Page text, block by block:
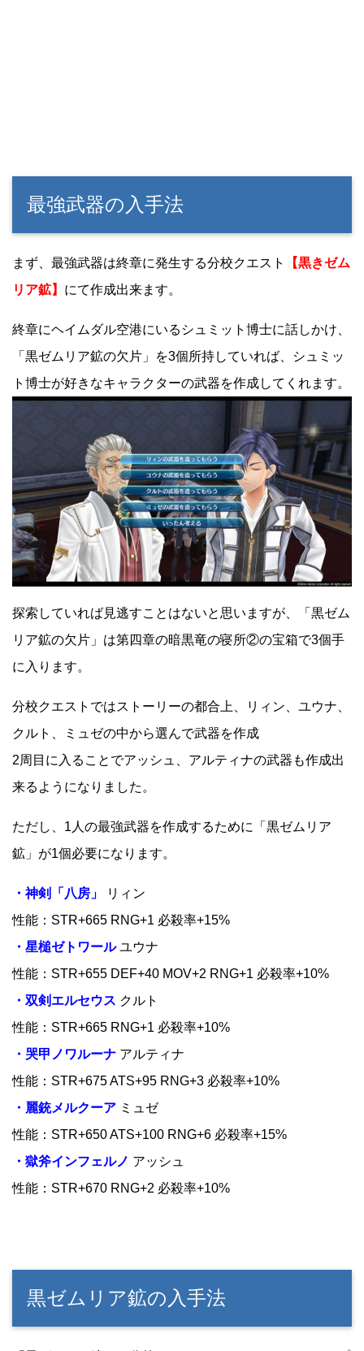
最強武器の入手法
まず、最強武器は終章に発生する分校クエスト
【黒きゼム
リア鉱】 にて作成出来ます。
終章にヘイムダル空港にいるシュミット博士に話しかけ、
「黒ゼムリア鉱の欠片」を3個所持していれば、シュミッ
ト博士が好きなキャラクターの武器を作成してくれます。
探索していれば見逃すことはないと思いますが、「黒ゼム
リア鉱の欠片」は第四章の暗黒竜の寝所②の宝箱で3個手
に入ります。
分校クエストではストーリーの都合上、リィン、ユウナ、
クルト、ミュゼの中から選んで武器を作成
2周目に入ることでアッシュ、アルティナの武器も作成出
来るようになりました。
ただし、1人の最強武器を作成するために「黒ゼムリア
鉱」が1個必要になります。
・神剣「八房」
リィン
性能：STR+665 RNG+1 必殺率+15%
・星槌ゼトワールユウナ
性能：STR+655 DEF+40 MOV+2 RNG+1 必殺率+10%
・双剣エルセウス クルト
性能：STR+665 RNG+1 必殺率+10%
・哭甲ノワルーナ アルティナ
性能：STR+675 ATS+95 RNG+3 必殺率+10%
・麗銃メルクーア ミュゼ
性能：STR+650 ATS+100 RNG+6 必殺率+15%
・獄斧インフェルノ アッシュ
性能：STR+670 RNG+2 必殺率+10%
黒ゼムリア鉱の入手法